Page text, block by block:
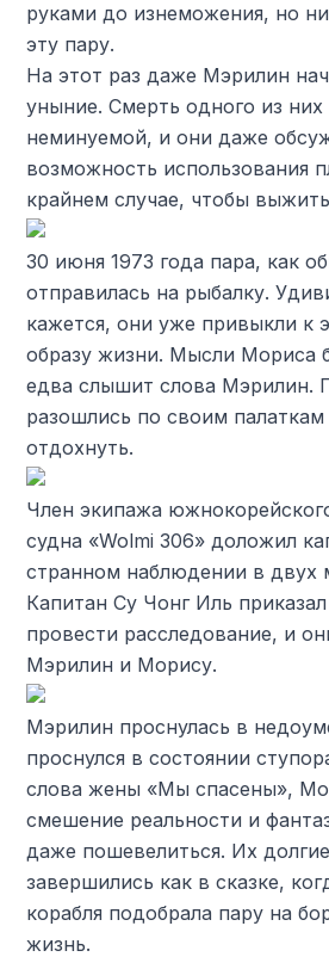
руками до изнеможения, но
эту пару.
На этот раз даже Мэрилин
уныние. Смерть одного из них
неминуемой, и они даже
возможность использования
крайнем случае, чтобы
30 июня 1973 года пара, как
отправилась на рыбалку.
кажется, они уже привыкли к
образу жизни. Мысли Мориса
едва слышит слова Мэрилин.
разошлись по своим палаткам
отдохнуть.
Член экипажа
судна «Wolmi 306» доложил
странном наблюдении в двух
Капитан Су Чонг Иль
провести расследование, и
Мэрилин и Морису.
Мэрилин проснулась в
проснулся в состоянии
слова жены «Мы спасены»,
смешение реальности и
даже пошевелиться. Их
завершились как в сказке,
корабля подобрала пару на
жизнь.